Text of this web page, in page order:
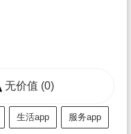
无价值 (0)
生活app 服务app